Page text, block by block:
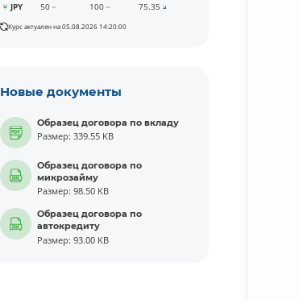
JPY
50 100 75.35
Курс актуален на 05.08.2026 14:20:00
Новые документы
Образец договора по вкладу
Размер: 339.55 KB
Образец договора по
микрозайму
Размер: 98.50 KB
Образец договора по
автокредиту
Размер: 93.00 KB